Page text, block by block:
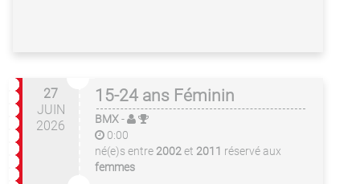
27
JUIN
2026
15-24 ans Féminin
BMX-
0:00
né(e)s entre 2002et 2011 réservé aux
femmes